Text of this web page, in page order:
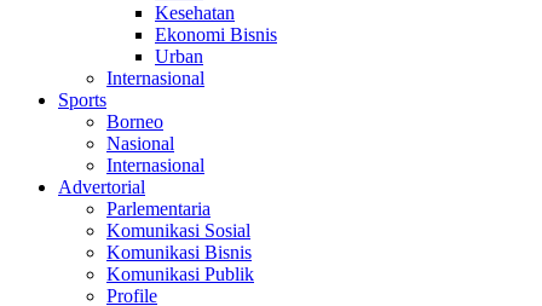
Kesehatan
Ekonomi Bisnis
Urban
Internasional
Sports
Borneo
Nasional
Internasional
Advertorial
Parlementaria
Komunikasi Sosial
Komunikasi Bisnis
Komunikasi Publik
Profile